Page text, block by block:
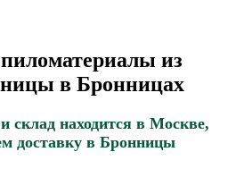
из
в Бронницах
склад находится в Москве,
доставку в Бронницы